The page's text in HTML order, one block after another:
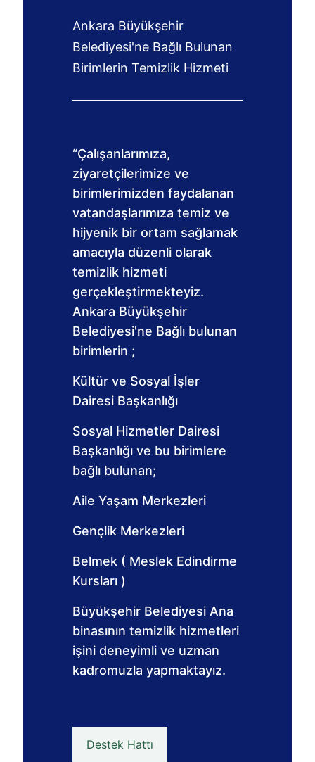
Ankara Büyükşehir
Belediyesi'ne Bağlı Bulunan
Birimlerin Temizlik Hizmeti
“Çalışanlarımıza,
ziyaretçilerimize ve
birimlerimizden faydalanan
vatandaşlarımıza temiz ve
hijyenik bir ortam sağlamak
amacıyla düzenli olarak
temizlik hizmeti
gerçekleştirmekteyiz.
Ankara Büyükşehir
Belediyesi'ne Bağlı bulunan
birimlerin ;
Kültür ve Sosyal İşler
Dairesi Başkanlığı
Sosyal Hizmetler Dairesi
Başkanlığı ve bu birimlere
bağlı bulunan;
Aile Yaşam Merkezleri
Gençlik Merkezleri
Belmek ( Meslek Edindirme
Kursları )
Büyükşehir Belediyesi Ana
binasının temizlik hizmetleri
işini deneyimli ve uzman
kadromuzla yapmaktayız.
Destek Hattı